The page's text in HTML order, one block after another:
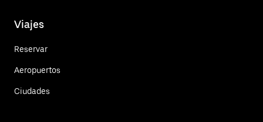
Viajes
Reservar
Aeropuertos
Ciudades